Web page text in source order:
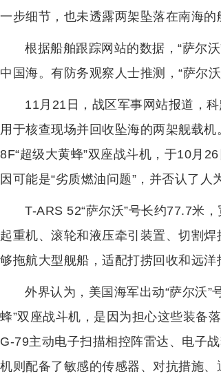
一步细节，也未透露两架坠落在南海的
根据船舶跟踪网站的数据，“萨尔
中国海。有防务观察人士推测，“萨尔
11月21日，战区军事网站报道，
用于核查现场并回收坠海的两架舰载
8F“超级大黄蜂”双座战斗机，于10月
因可能是“劣质燃油问题”，并否认了人
T-ARS 52“萨尔沃”号长约77.7米
起重机、滚轮和液压牵引装置、切割
够拖航大型舰船，适配打捞回收和远洋
外界认为，美国海军出动“萨尔沃”
蜂”双座战斗机，是因为担心这些装备
G-79主动电子扫描相控阵雷达、电子
机则配备了敏感的传感器、对抗措施、